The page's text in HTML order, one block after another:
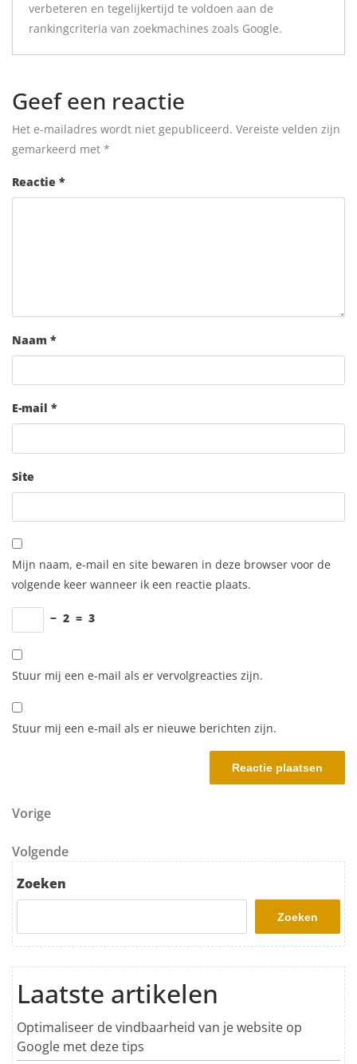
verbeteren en tegelijkertijd te voldoen aan de
rankingcriteria van zoekmachines zoals Google.
Geef een reactie
Het e-mailadres wordt niet gepubliceerd. Vereiste velden zijn
gemarkeerd met *
Reactie *
Naam *
E-mail *
Site
Mijn naam, e-mail en site bewaren in deze browser voor de
volgende keer wanneer ik een reactie plaats.
− 2 = 3
Stuur mij een e-mail als er vervolgreacties zijn.
Stuur mij een e-mail als er nieuwe berichten zijn.
Berichtnavigatie
Vorig bericht
Vorige
Volgend bericht
Volgende
Zoeken
Zoeken
Laatste artikelen
Optimaliseer de vindbaarheid van je website op
Google met deze tips